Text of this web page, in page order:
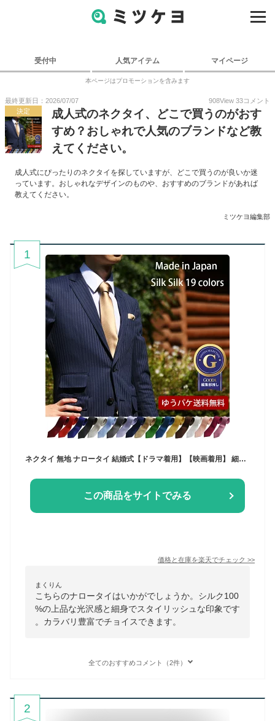
受付中 人気アイテム マイページ
本ページはプロモーションを含みます
最終更新日：2026/07/07 908View 33コメント
決定
成人式のネクタイ、どこで買うのがおす
すめ？おしゃれで人気のブランドなど教
えてください。
成人式にぴったりのネクタイを探していますが、どこで買うのが良いか迷
っています。おしゃれなデザインのものや、おすすめのブランドがあれば
教えてください。
ミツケヨ編集部
1
ネクタイ 無地 ナロータイ 結婚式【ドラマ着用】【映画着用】 細身 選べる幅 ソリッド ネクタイ 日本製 シルク100％ 黒 紺 赤 ワイン シルバー ギフト プレゼント 披露宴 入学式 成人式 就職祝 誕生日 【ポスト投函送料無料】
この商品をサイトでみる
価格と在庫を楽天でチェック >>
まくりん
こちらのナロータイはいかがでしょうか。シルク100
%の上品な光沢感と細身でスタイリッシュな印象です
。カラバリ豊富でチョイスできます。
全てのおすすめコメント（2件）
2